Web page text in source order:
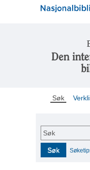
Den
Søk
Søk
Søk